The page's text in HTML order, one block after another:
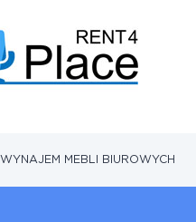
WYNAJEM MEBLI BIUROWYCH